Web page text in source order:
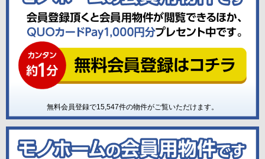
無料会員登録で15,547件の物件がご覧いただけます。